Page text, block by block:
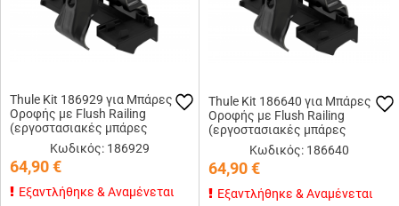
Thule Kit 186929 για Μπάρες
Οροφής με Flush Railing
(εργοστασιακές μπάρες
εφαπτόμενες στην οροφή)
Κωδικός: 186929
64,90€
Εξαντλήθηκε & Αναμένεται
Thule Kit 186640 για Μπάρες
Οροφής με Flush Railing
(εργοστασιακές μπάρες
εφαπτόμενες στην οροφή)
Κωδικός: 186640
64,90€
Εξαντλήθηκε & Αναμένεται